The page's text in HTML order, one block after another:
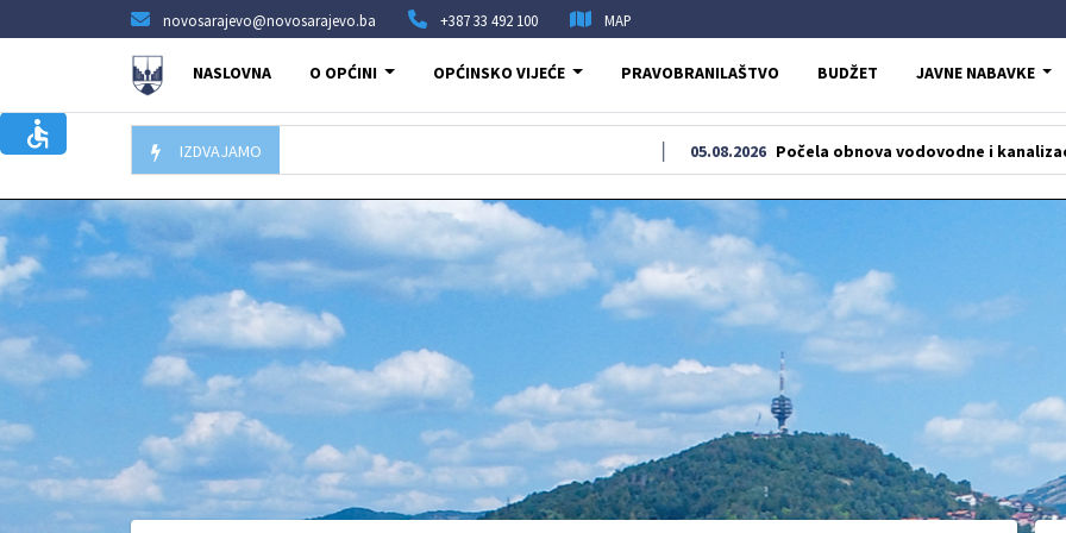
novosarajevo@novosarajevo.ba +387 33 492 100 MAP
NASLOVNA O OPĆINI OPĆINSKO VIJEĆE PRAVOBRANILAŠTVO BUDŽET JAVNE NABAVKE
IZDVAJAMO Počela obnova vodovodne i kanalizacione